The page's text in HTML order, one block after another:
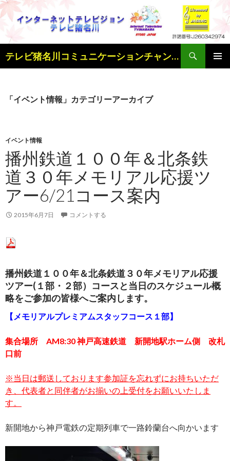
テレビ猪名川コミュニケーションチャンネル
索
ン
キ
ッ
プ
「イベント情報」カテゴリーアーカイブ
イベント情報
播州鉄道１００年＆北条鉄
道３０年メモリアル応援ツ
アー6/21コース案内
2015年6月7日 コメントする
播州鉄道１００年＆北条鉄道３０年メモリアル応援
ツアー(１部・２部）コースと当日のスケジュール概
略をご参加の皆様へご案内します。
【メモリアルプレミアムスタッフコース１部】
集合場所 AM8:30 神戸高速鉄道 新開地駅ホーム側 改札
口前
※当日は郵送しております参加証を忘れずにお持ちいただ
き、代表者と同伴者がお揃いの上受付をお願いいたしま
す。
新開地から神戸電鉄の定期列車で一路鈴蘭台へ向かいます